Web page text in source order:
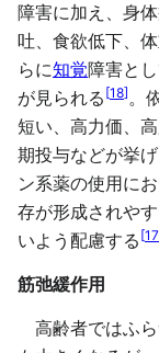
障害に加え、身
吐、食欲低下、
らに知覚障害と
が見られる [18]。
短い、高力価、
期投与などが挙
ン系薬の使用に
存が形成されや
いよう配慮する [17
筋弛緩作用
高齢者ではふ